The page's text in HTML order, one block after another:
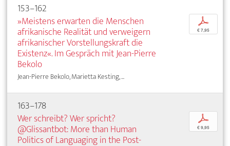
153–162
»Meistens erwarten die Menschen
afrikanische Realität und verweigern
afrikanischer Vorstellungskraft die
Existenz«. Im Gespräch mit Jean-Pierre
Bekolo
Jean-Pierre Bekolo, Marietta Kesting, ...
p
€ 7,95
163–178
Wer schreibt? Wer spricht?
@Glissantbot: More than Human
Politics of Languaging in the Post-
p
€ 9,95